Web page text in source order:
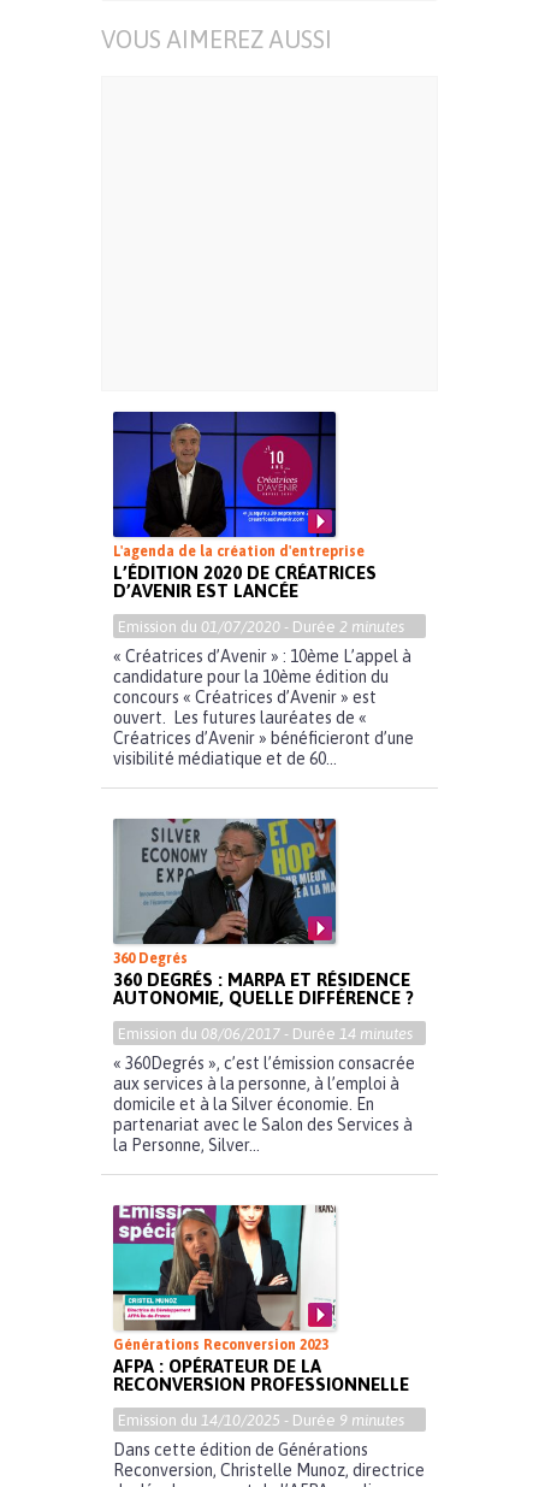
VOUS AIMEREZ AUSSI
L'agenda de la création d'entreprise
L’ÉDITION 2020 DE CRÉATRICES
D’AVENIR EST LANCÉE
Emission du 01/07/2020 - Durée 2 minutes
« Créatrices d’Avenir » : 10ème L’appel à
candidature pour la 10ème édition du
concours « Créatrices d’Avenir » est
ouvert. Les futures lauréates de «
Créatrices d’Avenir » bénéficieront d’une
visibilité médiatique et de 60...
360 Degrés
360 DEGRÉS : MARPA ET RÉSIDENCE
AUTONOMIE, QUELLE DIFFÉRENCE ?
Emission du 08/06/2017 - Durée 14 minutes
« 360Degrés », c’est l’émission consacrée
aux services à la personne, à l’emploi à
domicile et à la Silver économie. En
partenariat avec le Salon des Services à
la Personne, Silver...
Générations Reconversion 2023
AFPA : OPÉRATEUR DE LA
RECONVERSION PROFESSIONNELLE
Emission du 14/10/2025 - Durée 9 minutes
Dans cette édition de Générations
Reconversion, Christelle Munoz, directrice